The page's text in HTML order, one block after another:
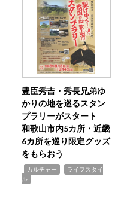
豊臣秀吉・秀長兄弟ゆ
かりの地を巡るスタン
プラリーがスタート
和歌山市内5カ所・近畿
6カ所を巡り限定グッズ
をもらおう
カルチャー
ライフスタイ
ル